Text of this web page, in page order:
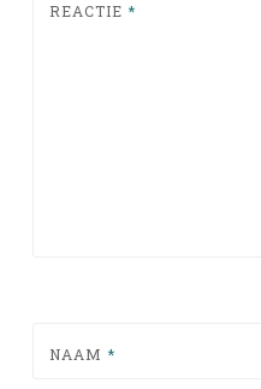
REACTIE *
NAAM *